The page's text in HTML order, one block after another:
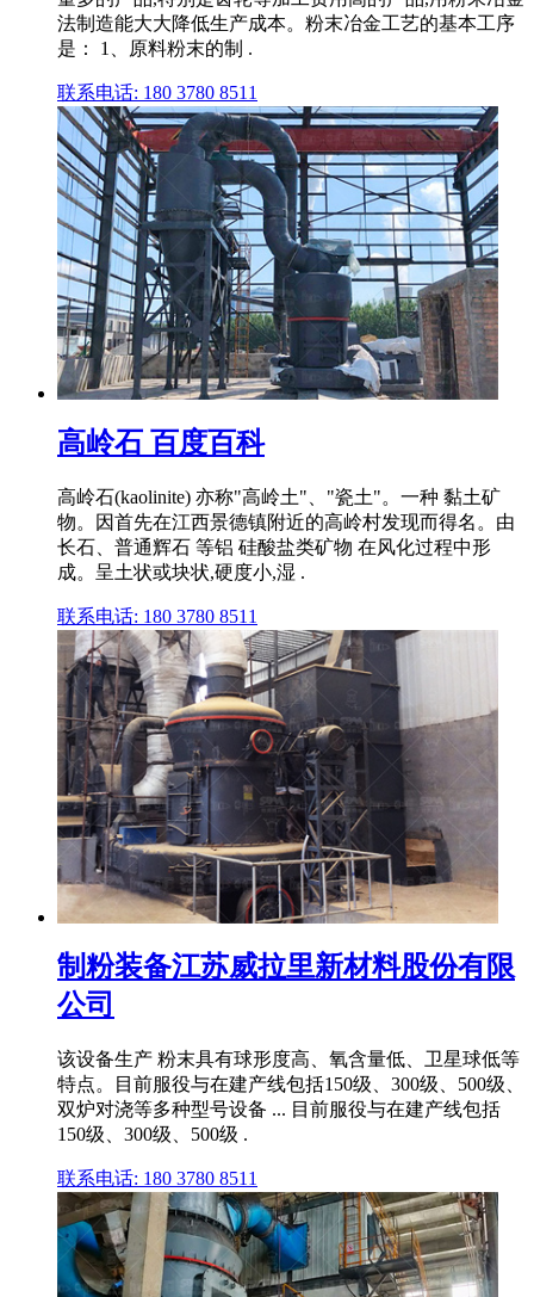
法制造能大大降低生产成本。粉末冶金工艺的基本工序
是： 1、原料粉末的制 .
联系电话: 180 3780 8511
高岭石 百度百科
高岭石(kaolinite) 亦称"高岭土"、"瓷土"。一种 黏土矿
物。因首先在江西景德镇附近的高岭村发现而得名。由
长石、普通辉石 等铝 硅酸盐类矿物 在风化过程中形
成。呈土状或块状,硬度小,湿 .
联系电话: 180 3780 8511
制粉装备江苏威拉里新材料股份有限
公司
该设备生产 粉末具有球形度高、氧含量低、卫星球低等
特点。目前服役与在建产线包括150级、300级、500级、
双炉对浇等多种型号设备 ... 目前服役与在建产线包括
150级、300级、500级 .
联系电话: 180 3780 8511